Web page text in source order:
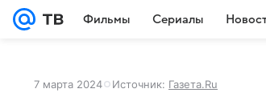
Фильмы Сериалы
7 марта 2024 Источник: Газета.Ru